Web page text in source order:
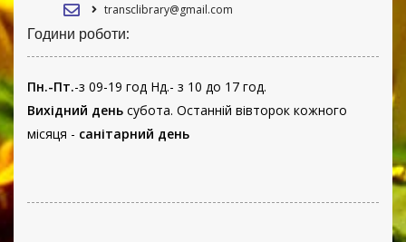
transclibrary@gmail.com
Години роботи:
Пн.-Пт.-з 09-19 год Нд.- з 10 до 17 год.
Вихідний день субота. Останній вівторок кожного
місяця - санітарний день